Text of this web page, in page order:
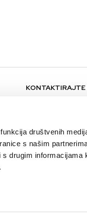
društvenih
s našim
drugim informacijama
KONTAKTIRAJTE
Lokacije